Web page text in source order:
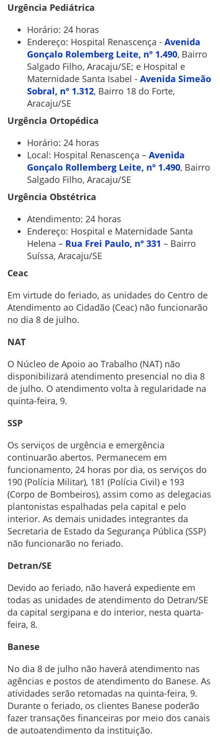
Urgência Pediátrica
Horário: 24 horas
Endereço: Hospital Renascença - Avenida
Gonçalo Rolemberg Leite, nº 1.490, Bairro
Salgado Filho, Aracaju/SE; e Hospital e
Maternidade Santa Isabel - Avenida Simeão
Sobral, nº 1.312, Bairro 18 do Forte,
Aracaju/SE
Urgência Ortopédica
Horário: 24 horas
Local: Hospital Renascença – Avenida
Gonçalo Rollemberg Leite, nº 1.490, Bairro
Salgado Filho, Aracaju/SE
Urgência Obstétrica
Atendimento: 24 horas
Endereço: Hospital e Maternidade Santa
Helena – Rua Frei Paulo, nº 331 – Bairro
Suíssa, Aracaju/SE
Ceac
Em virtude do feriado, as unidades do Centro de
Atendimento ao Cidadão (Ceac) não funcionarão
no dia 8 de julho.
NAT
O Núcleo de Apoio ao Trabalho (NAT) não
disponibilizará atendimento presencial no dia 8
de julho. O atendimento volta à regularidade na
quinta-feira, 9.
SSP
Os serviços de urgência e emergência
continuarão abertos. Permanecem em
funcionamento, 24 horas por dia, os serviços do
190 (Polícia Militar), 181 (Polícia Civil) e 193
(Corpo de Bombeiros), assim como as delegacias
plantonistas espalhadas pela capital e pelo
interior. As demais unidades integrantes da
Secretaria de Estado da Segurança Pública (SSP)
não funcionarão no feriado.
Detran/SE
Devido ao feriado, não haverá expediente em
todas as unidades de atendimento do Detran/SE
da capital sergipana e do interior, nesta quarta-
feira, 8.
Banese
No dia 8 de julho não haverá atendimento nas
agências e postos de atendimento do Banese. As
atividades serão retomadas na quinta-feira, 9.
Durante o feriado, os clientes Banese poderão
fazer transações financeiras por meio dos canais
de autoatendimento da instituição.